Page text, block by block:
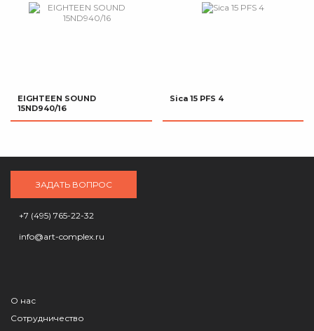
EIGHTEEN SOUND
15ND940/16
Sica 15 PFS 4
ЗАДАТЬ ВОПРОС
+7 (495) 765-22-32
info@art-complex.ru
О нас
Сотрудничество